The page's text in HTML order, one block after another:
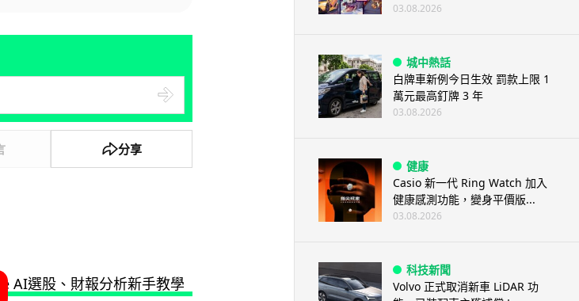
分享
03.08.2026
城中熱話
白牌車新例今日生效 罰款上限 1
萬元最高釘牌 3 年
03.08.2026
健康
Casio 新一代 Ring Watch 加入
健康感測功能，變身平價版...
03.08.2026
科技新聞
Volvo 正式取消新車 LiDAR 功